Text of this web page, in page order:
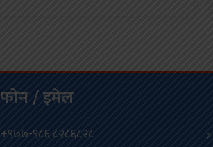
फोन / इमेल
+९७७-९८६ ८२८६८२८